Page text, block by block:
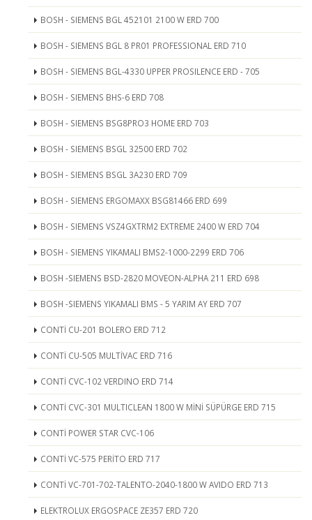
BOSH - SIEMENS BGL 452101 2100 W ERD 700
BOSH - SIEMENS BGL 8 PR01 PROFESSIONAL ERD 710
BOSH - SIEMENS BGL-4330 UPPER PROSILENCE ERD - 705
BOSH - SIEMENS BHS-6 ERD 708
BOSH - SIEMENS BSG8PRO3 HOME ERD 703
BOSH - SIEMENS BSGL 32500 ERD 702
BOSH - SIEMENS BSGL 3A230 ERD 709
BOSH - SIEMENS ERGOMAXX BSG81466 ERD 699
BOSH - SIEMENS VSZ4GXTRM2 EXTREME 2400 W ERD 704
BOSH - SIEMENS YIKAMALI BMS2-1000-2299 ERD 706
BOSH -SIEMENS BSD-2820 MOVEON-ALPHA 211 ERD 698
BOSH -SIEMENS YIKAMALI BMS - 5 YARIM AY ERD 707
CONTİ CU-201 BOLERO ERD 712
CONTİ CU-505 MULTİVAC ERD 716
CONTİ CVC-102 VERDINO ERD 714
CONTİ CVC-301 MULTICLEAN 1800 W MİNİ SÜPÜRGE ERD 715
CONTİ POWER STAR CVC-106
CONTİ VC-575 PERİTO ERD 717
CONTİ VC-701-702-TALENTO-2040-1800 W AVIDO ERD 713
ELEKTROLUX ERGOSPACE ZE357 ERD 720